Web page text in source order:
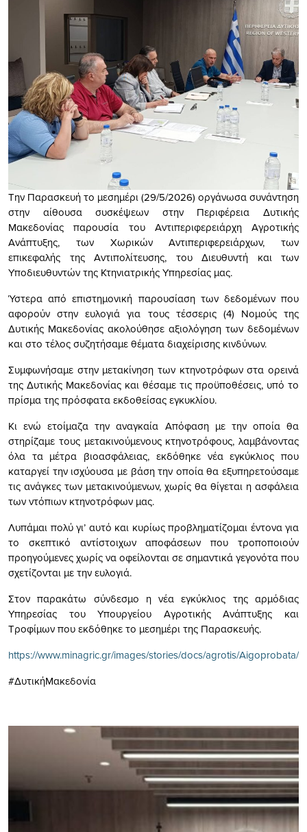
Την Παρασκευή το μεσημέρι (29/5/2026) οργάνωσα συνάντηση
στην αίθουσα συσκέψεων στην Περιφέρεια Δυτικής
Μακεδονίας παρουσία του Αντιπεριφερειάρχη Αγροτικής
Ανάπτυξης, των Χωρικών Αντιπεριφερειάρχων, των
επικεφαλής της Αντιπολίτευσης, του Διευθυντή και των
Υποδιευθυντών της Κτηνιατρικής Υπηρεσίας μας.
Ύστερα από επιστημονική παρουσίαση των δεδομένων που
αφορούν στην ευλογιά για τους τέσσερις (4) Νομούς της
Δυτικής Μακεδονίας ακολούθησε αξιολόγηση των δεδομένων
και στο τέλος συζητήσαμε θέματα διαχείρισης κινδύνων.
Συμφωνήσαμε στην μετακίνηση των κτηνοτρόφων στα ορεινά
της Δυτικής Μακεδονίας και θέσαμε τις προϋποθέσεις, υπό το
πρίσμα της πρόσφατα εκδοθείσας εγκυκλίου.
Κι ενώ ετοίμαζα την αναγκαία Απόφαση με την οποία θα
στηρίζαμε τους μετακινούμενους κτηνοτρόφους, λαμβάνοντας
όλα τα μέτρα βιοασφάλειας, εκδόθηκε νέα εγκύκλιος που
καταργεί την ισχύουσα με βάση την οποία θα εξυπηρετούσαμε
τις ανάγκες των μετακινούμενων, χωρίς θα θίγεται η ασφάλεια
των ντόπιων κτηνοτρόφων μας.
Λυπάμαι πολύ γι’ αυτό και κυρίως προβληματίζομαι έντονα για
το σκεπτικό αντίστοιχων αποφάσεων που τροποποιούν
προηγούμενες χωρίς να οφείλονται σε σημαντικά γεγονότα που
σχετίζονται με την ευλογιά.
Στον παρακάτω σύνδεσμο η νέα εγκύκλιος της αρμόδιας
Υπηρεσίας του Υπουργείου Αγροτικής Ανάπτυξης και
Τροφίμων που εκδόθηκε το μεσημέρι της Παρασκευής.
https://www.minagric.gr/images/stories/docs/agrotis/Aigoprobata/
#ΔυτικήΜακεδονία